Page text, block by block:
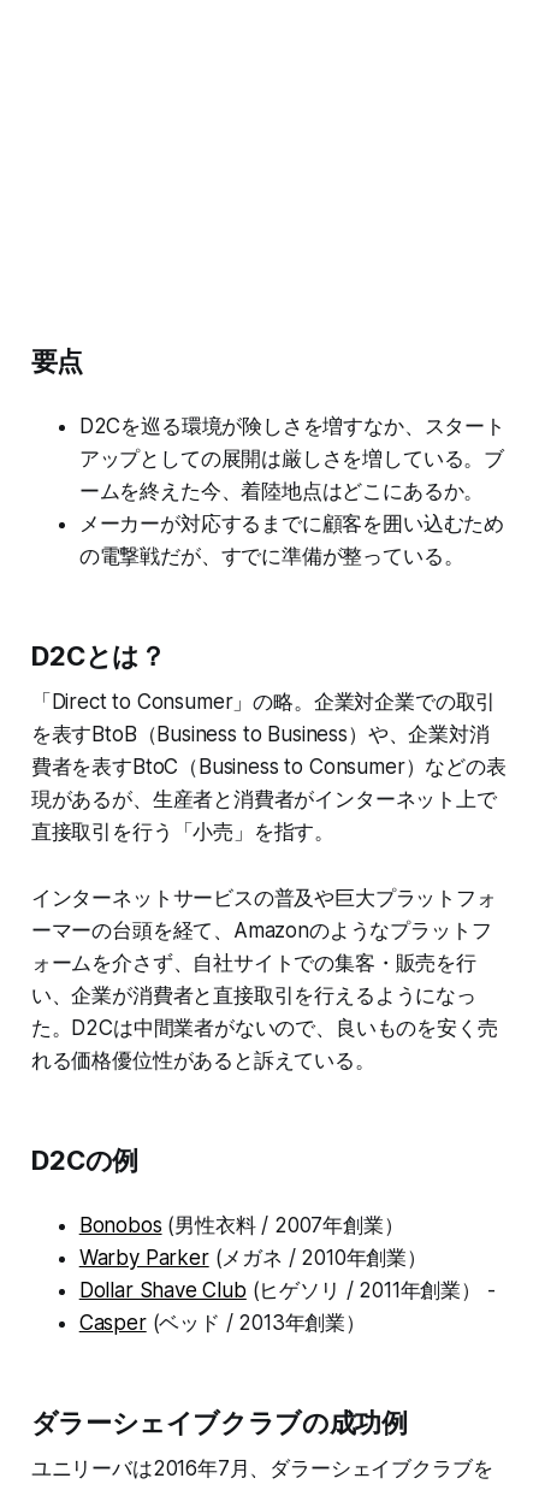
要点
D2Cを巡る環境が険しさを増すなか、スタート
アップとしての展開は厳しさを増している。ブ
ームを終えた今、着陸地点はどこにあるか。
メーカーが対応するまでに顧客を囲い込むため
の電撃戦だが、すでに準備が整っている。
D2Cとは？
「Direct to Consumer」の略。企業対企業での取引
を表すBtoB（Business to Business）や、企業対消
費者を表すBtoC（Business to Consumer）などの表
現があるが、生産者と消費者がインターネット上で
直接取引を行う「小売」を指す。
インターネットサービスの普及や巨大プラットフォ
ーマーの台頭を経て、Amazonのようなプラットフ
ォームを介さず、自社サイトでの集客・販売を行
い、企業が消費者と直接取引を行えるようになっ
た。D2Cは中間業者がないので、良いものを安く売
れる価格優位性があると訴えている。
D2Cの例
Bonobos (男性衣料 / 2007年創業）
Warby Parker(メガネ / 2010年創業）
Dollar Shave Club (ヒゲソリ / 2011年創業） -
Casper(ベッド / 2013年創業）
ダラーシェイブクラブの成功例
ユニリーバは2016年7月、ダラーシェイブクラブを